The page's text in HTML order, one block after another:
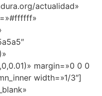
actualidad»
margin=»0 0 0
width=»1/3″]